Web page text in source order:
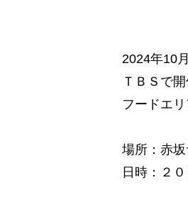
2024年10
ＴＢＳで
フードエ
場所：赤
日時：２